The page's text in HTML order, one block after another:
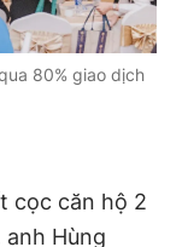
80% giao dịch
cọc căn hộ 2
Hùng